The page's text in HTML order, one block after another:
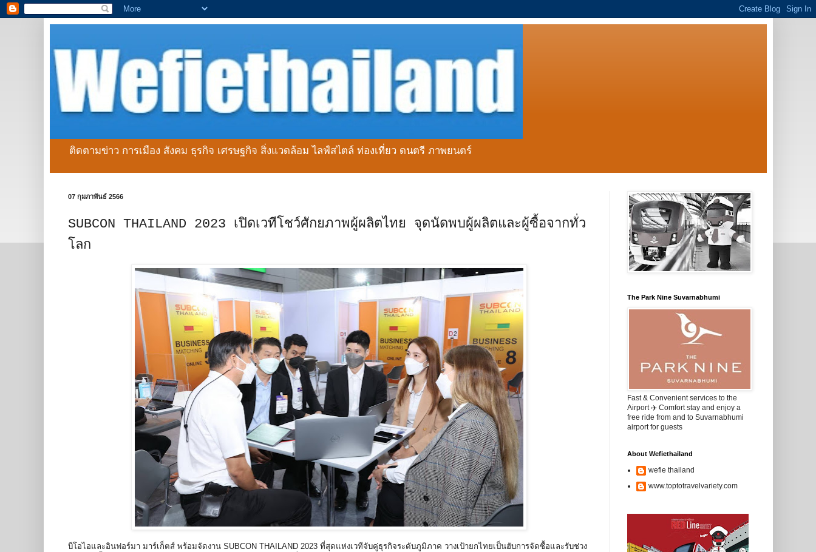
ติดตามข่าว การเมือง สังคม ธุรกิจ เศรษฐกิจ สิ่งแวดล้อม ไลฟ์สไตล์ ท่องเที่ยว ดนตรี ภาพยนตร์
07 กุมภาพันธ์ 2566
SUBCON THAILAND 2023 เปิดเวทีโชว์ศักยภาพผู้ผลิตไทย จุดนัดพบผู้ผลิตและผู้ซื้อจากทั่ว
โลก
บีโอไอและอินฟอร์มา มาร์เก็ตส์ พร้อมจัดงาน SUBCON THAILAND 2023 ที่สุดแห่งเวทีจับคู่ธุรกิจระดับภูมิภาค วางเป้ายกไทยเป็นฮับการจัดซื้อและรับช่วง
The Park Nine Suvarnabhumi
Fast & Convenient services to the
Airport ✈️ Comfort stay and enjoy a
free ride from and to Suvarnabhumi
airport for guests
About Wefiethailand
wefie thailand
www.toptotravelvariety.com